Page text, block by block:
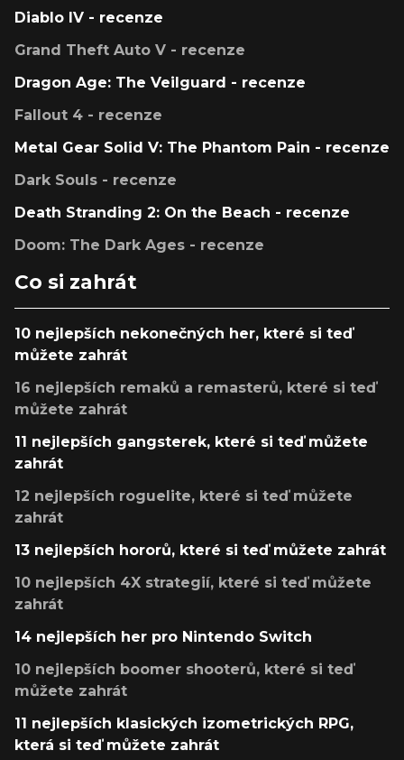
Diablo IV - recenze
Grand Theft Auto V - recenze
Dragon Age: The Veilguard - recenze
Fallout 4 - recenze
Metal Gear Solid V: The Phantom Pain - recenze
Dark Souls - recenze
Death Stranding 2: On the Beach - recenze
Doom: The Dark Ages - recenze
Co si zahrát
10 nejlepších nekonečných her, které si teď
můžete zahrát
16 nejlepších remaků a remasterů, které si teď
můžete zahrát
11 nejlepších gangsterek, které si teď můžete
zahrát
12 nejlepších roguelite, které si teď můžete
zahrát
13 nejlepších hororů, které si teď můžete zahrát
10 nejlepších 4X strategií, které si teď můžete
zahrát
14 nejlepších her pro Nintendo Switch
10 nejlepších boomer shooterů, které si teď
můžete zahrát
11 nejlepších klasických izometrických RPG,
která si teď můžete zahrát